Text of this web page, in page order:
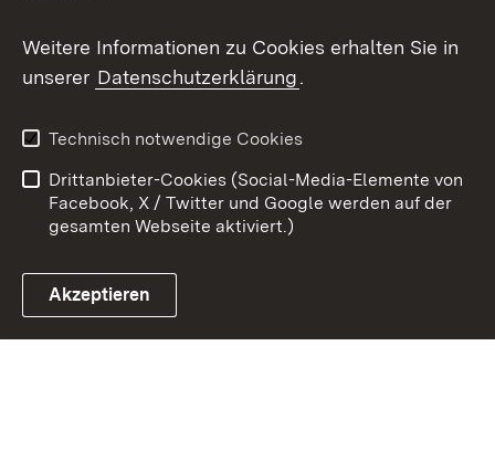
Link zum Landesportal
Barrierefreiheit
Benutzungshinweise
Impressum
Cookies
Weitere Informationen zu Cookies erhalten Sie in
unserer Datenschutzerklärung.
Technisch notwendige Cookies
Drittanbieter-Cookies (Social-Media-Elemente von
Facebook, X / Twitter und Google werden auf der
gesamten Webseite aktiviert.)
Akzeptieren